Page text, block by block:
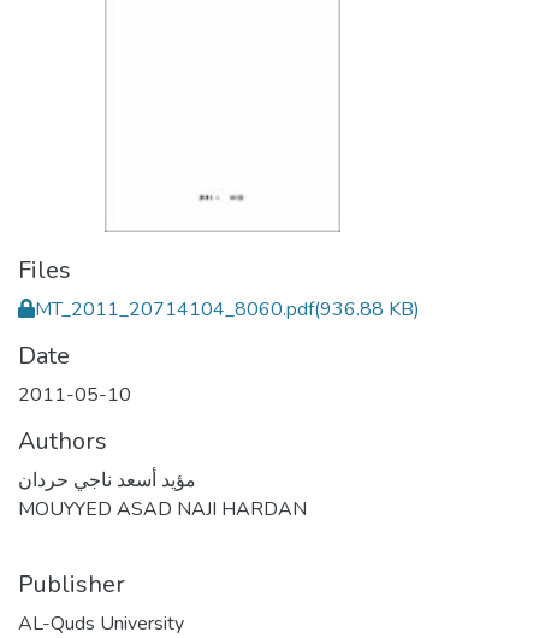
Files
MT_2011_20714104_8060.pdf(936.88 KB)
Date
2011-05-10
Authors
مؤيد أسعد ناجي حردان
MOUYYED ASAD NAJI HARDAN
Publisher
AL-Quds University